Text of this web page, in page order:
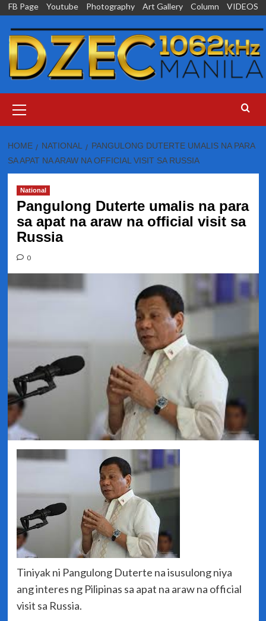
Skip
content
FB Page Youtube Photography Art Gallery Column VIDEOS
Menu
HOME NATIONAL
PANGULONG DUTERTE UMALIS NA PARA
SA APAT NA ARAW NA OFFICIAL VISIT SA RUSSIA
National
Pangulong Duterte umalis na para
sa apat na araw na official visit sa
Russia
0
Tiniyak ni Pangulong Duterte na isusulong niya
ang interes ng Pilipinas sa apat na araw na official
visit sa Russia.